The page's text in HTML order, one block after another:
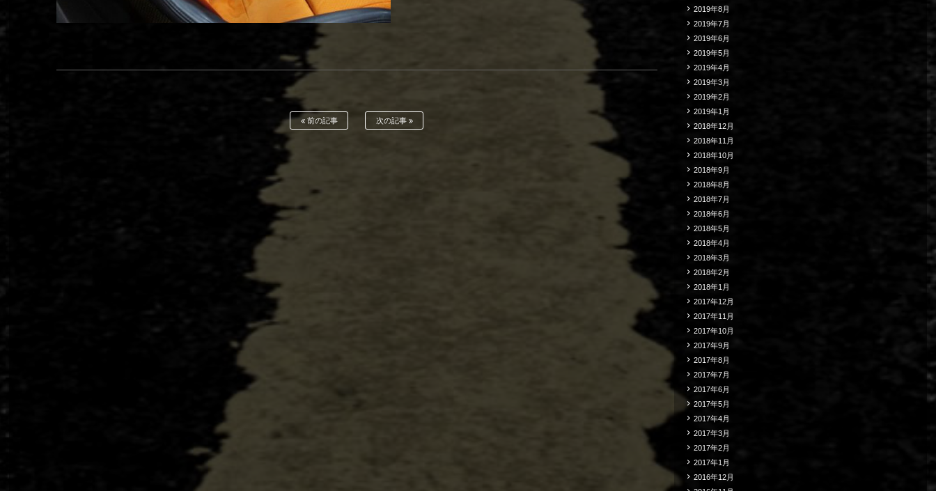
前の記事 次の記事
2019年8月
2019年7月
2019年6月
2019年5月
2019年4月
2019年3月
2019年2月
2019年1月
2018年12月
2018年11月
2018年10月
2018年9月
2018年8月
2018年7月
2018年6月
2018年5月
2018年4月
2018年3月
2018年2月
2018年1月
2017年12月
2017年11月
2017年10月
2017年9月
2017年8月
2017年7月
2017年6月
2017年5月
2017年4月
2017年3月
2017年2月
2017年1月
2016年12月